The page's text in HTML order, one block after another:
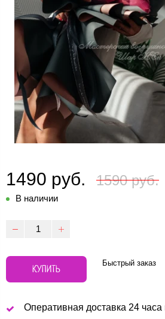
1490 руб. 1590 руб.
В наличии
КУПИТЬ Быстрый заказ
Оперативная доставка 24 часа